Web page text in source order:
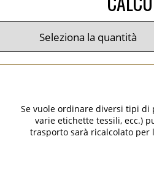
Se vuole ordinare diversi tipi
varie etichette tessili, ecc.)
trasporto sarà ricalcolato